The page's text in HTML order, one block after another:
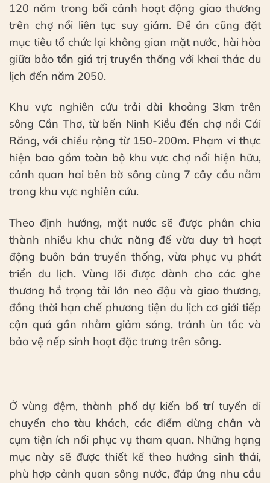
120 năm trong bối cảnh hoạt động giao thương
trên chợ nổi liên tục suy giảm. Đề án cũng đặt
mục tiêu tổ chức lại không gian mặt nước, hài hòa
giữa bảo tồn giá trị truyền thống với khai thác du
lịch đến năm 2050.
Khu vực nghiên cứu trải dài khoảng 3km trên
sông Cần Thơ, từ bến Ninh Kiều đến chợ nổi Cái
Răng, với chiều rộng từ 150-200m. Phạm vi thực
hiện bao gồm toàn bộ khu vực chợ nổi hiện hữu,
cảnh quan hai bên bờ sông cùng 7 cây cầu nằm
trong khu vực nghiên cứu.
Theo định hướng, mặt nước sẽ được phân chia
thành nhiều khu chức năng để vừa duy trì hoạt
động buôn bán truyền thống, vừa phục vụ phát
triển du lịch. Vùng lõi được dành cho các ghe
thương hồ trọng tải lớn neo đậu và giao thương,
đồng thời hạn chế phương tiện du lịch cơ giới tiếp
cận quá gần nhằm giảm sóng, tránh ùn tắc và
bảo vệ nếp sinh hoạt đặc trưng trên sông.
Ở vùng đệm, thành phố dự kiến bố trí tuyến di
chuyển cho tàu khách, các điểm dừng chân và
cụm tiện ích nổi phục vụ tham quan. Những hạng
mục này sẽ được thiết kế theo hướng sinh thái,
phù hợp cảnh quan sông nước, đáp ứng nhu cầu